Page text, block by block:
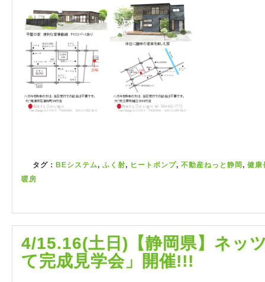
タグ： BEシステム, ふく射, ヒートポンプ, 不動産ねっと静岡 , 健康
暖房
4/15.16(土日)【静岡県】ネッ
て完成見学会」開催!!!